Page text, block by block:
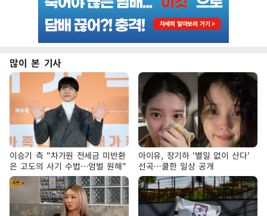
많이 본 기사
이승기 측 "차가원 전세금 미반환
은 고도의 사기 수법…엄벌 원해"
아이유, 장기하 '별일 없이 산다'
선곡…쿨한 일상 공개